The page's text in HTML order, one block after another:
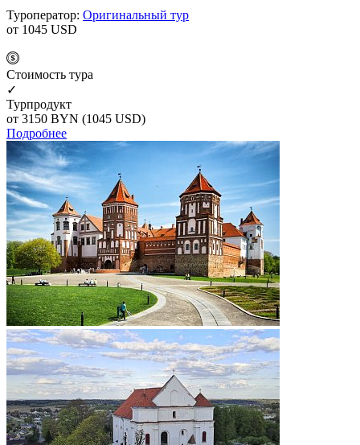
Туроператор: Оригинальный тур
от 1045 USD
Cтоимость тура
✓
Турпродукт
от 3150 BYN (1045 USD)
Подробнее